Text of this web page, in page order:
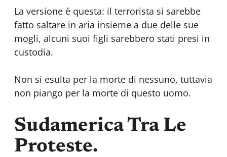
La versione è questa: il terrorista si sarebbe
fatto saltare in aria insieme a due delle sue
mogli, alcuni suoi figli sarebbero stati presi in
custodia.
Non si esulta per la morte di nessuno, tuttavia
non piango per la morte di questo uomo.
Sudamerica Tra Le
Proteste.